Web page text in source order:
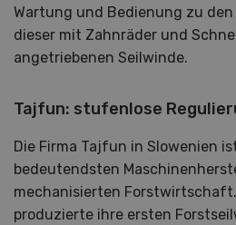
Wartung und Bedienung zu
dieser mit Zahnräder und
angetriebenen Seilwinde.
Tajfun: stufenlose
Die Firma Tajfun in Slowenien
bedeutendsten
mechanisierten
produzierte ihre ersten